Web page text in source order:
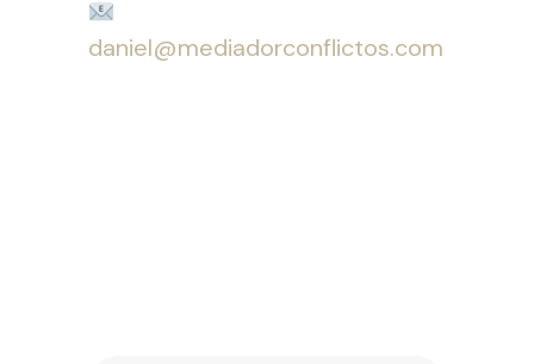
daniel@mediadorconflictos.com